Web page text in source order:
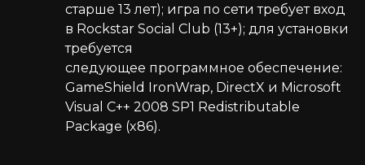
старше 13 лет); игра по сети требует вход
в Rockstar Social Club (13+); для установки
требуется
следующее программное обеспечение:
GameShield IronWrap, DirectX и Microsoft
Visual C++ 2008 SP1 Redistributable
Package (x86).